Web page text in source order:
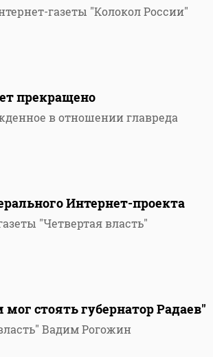
газеты "Колокол России"
прекращено
в отношении главреда
Интернет-проекта
"Четвертая власть"
стоять губернатор Радаев"
Вадим Рогожин